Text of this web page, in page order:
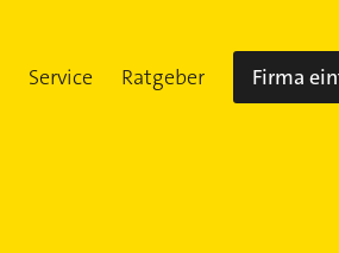
Service Ratgeber Firma